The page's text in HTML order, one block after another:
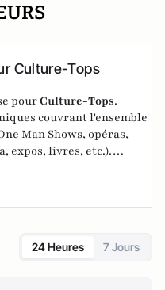
Culture-Tops
pourCulture-Tops.
couvrant l'ensemble
Man Shows, opéras,
expos, livres, etc.).
24 Heures 7 Jours